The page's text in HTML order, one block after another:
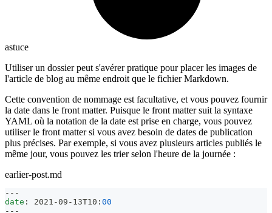
astuce
Utiliser un dossier peut s'avérer pratique pour placer les images de
l'article de blog au même endroit que le fichier Markdown.
Cette convention de nommage est facultative, et vous pouvez fournir
la date dans le front matter. Puisque le front matter suit la syntaxe
YAML où la notation de la date est prise en charge, vous pouvez
utiliser le front matter si vous avez besoin de dates de publication
plus précises. Par exemple, si vous avez plusieurs articles publiés le
même jour, vous pouvez les trier selon l'heure de la journée :
earlier-post.md
---
date : 2021 -09 - 13T10 : 00
---